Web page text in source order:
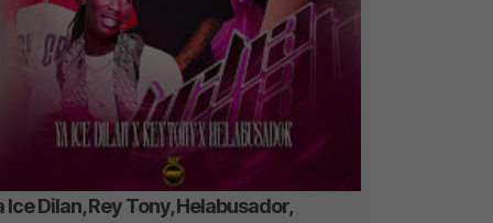
Ice Dilan, Rey Tony, Helabusador,